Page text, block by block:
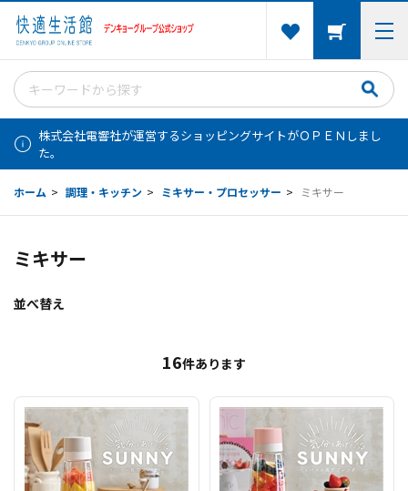
株式会社電響社が運営するショッピングサイトがＯＰＥＮしまし
た。
ホーム > 調理・キッチン > ミキサー・プロセッサー > ミキサー
ミキサー
並べ替え
16件あります